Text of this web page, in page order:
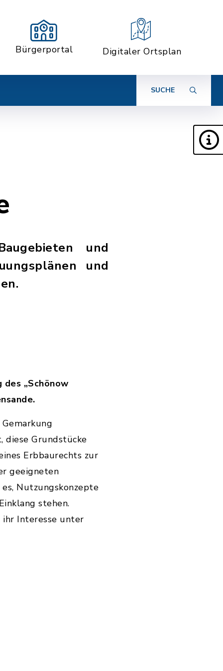
Bürgerportal Digitaler Ortsplan
SUCHE
und
und
„Schönow
diese Grundstücke
Erbbaurechts zur
geeigneten
Nutzungskonzepte
stehen.
ihr Interesse unter